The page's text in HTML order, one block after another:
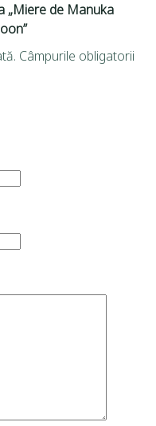
„Miere de Manuka
Câmpurile obligatorii